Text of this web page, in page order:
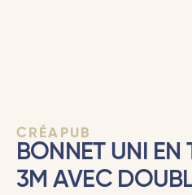
CRÉAPUB
BONNET UNI EN
3M AVEC